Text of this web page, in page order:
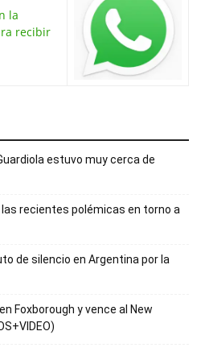
la
recibir
estuvo muy cerca de
las recientes polémicas en torno a
de silencio en Argentina por la
Foxborough y vence al New